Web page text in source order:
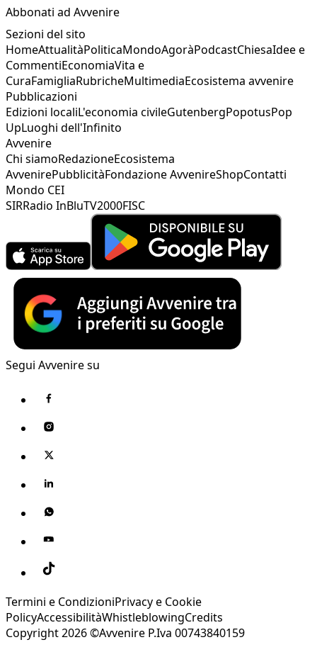
Abbonati ad Avvenire
Sezioni del sito
HomeAttualitàPoliticaMondoAgoràPodcastChiesaIdee e
CommentiEconomiaVita e
CuraFamigliaRubricheMultimediaEcosistema avvenire
Pubblicazioni
Edizioni localiL'economia civileGutenbergPopotusPop
UpLuoghi dell'Infinito
Avvenire
Chi siamoRedazioneEcosistema
AvvenirePubblicitàFondazione AvvenireShopContatti
Mondo CEI
SIRRadio InBluTV2000FISC
Segui Avvenire su
Termini e CondizioniPrivacy e Cookie
PolicyAccessibilitàWhistleblowingCredits
Copyright 2026 ©Avvenire P.Iva 00743840159